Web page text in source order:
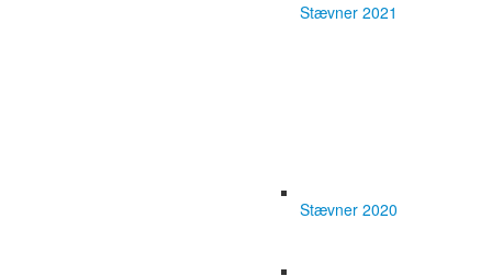
Stævner 2021
Stævner 2020